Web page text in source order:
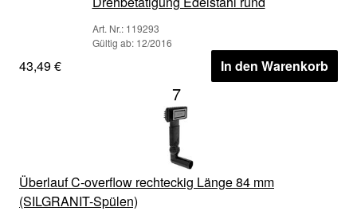
Art. Nr.: 119293
Gültig ab: 12/2016
43,49 € In den Warenkorb
7
Überlauf C-overflow rechteckig Länge 84 mm
(SILGRANIT-Spülen)